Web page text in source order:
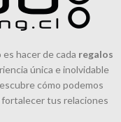
hacer de cada regalos
única e inolvidable
cómo podemos
fortalecer tus relaciones